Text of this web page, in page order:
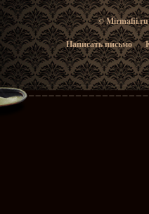
© Mirmafii.ru
Написать письмо